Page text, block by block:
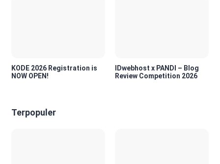
KODE 2026 Registration is
NOW OPEN!
IDwebhost x PANDI – Blog
Review Competition 2026
Terpopuler